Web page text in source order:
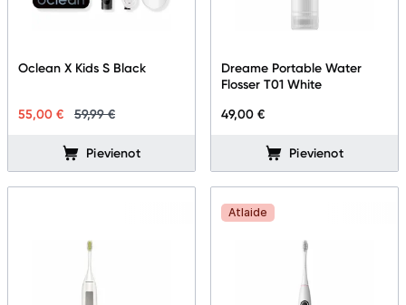
Oclean X Kids S Black
55,00 € 59,99 €
Pievienot
Dreame Portable Water
Flosser T01 White
49,00 €
Pievienot
Atlaide